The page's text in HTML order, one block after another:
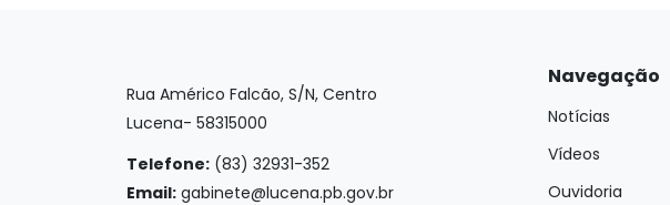
Rua Américo Falcão, S/N, Centro
Lucena- 58315000
Telefone: (83) 32931-352
Email: gabinete@lucena.pb.gov.br
Navegação
Notícias
Vídeos
Ouvidoria